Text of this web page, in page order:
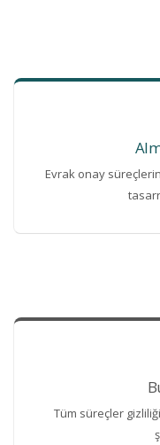
Evrak onay
Tüm süreçler